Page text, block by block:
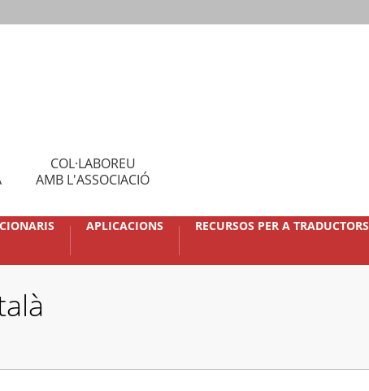
COL·LABOREU
AMB L'ASSOCIACIÓ
APLICACIONS RECURSOS PER A TRADUCTORS